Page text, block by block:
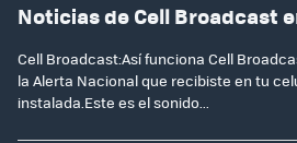
Noticias de Cell Broadcast
Cell Broadcast:Así funciona Cell
la Alerta Nacional que recibiste en tu
instalada.Este es el sonido...